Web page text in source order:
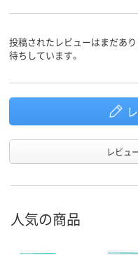
投稿されたレビューはまだあ
待ちしています。
レビュ
人気の商品